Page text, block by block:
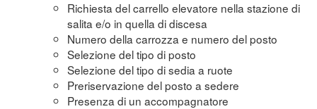
Richiesta del carrello elevatore nella stazione di
salita e/o in quella di discesa
Numero della carrozza e numero del posto
Selezione del tipo di posto
Selezione del tipo di sedia a ruote
Preriservazione del posto a sedere
Presenza di un accompagnatore